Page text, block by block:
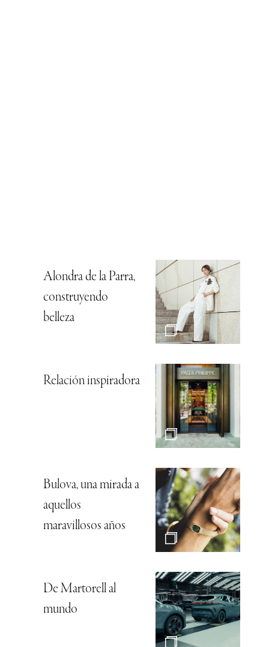
Alondra de la Parra,
construyendo
belleza
Relación inspiradora
Bulova, una mirada a
aquellos
maravillosos años
De Martorell al
mundo